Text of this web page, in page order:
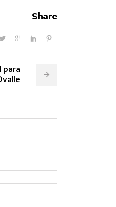
Share
para